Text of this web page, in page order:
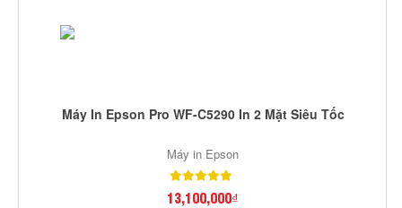
Máy In Epson Pro WF-C5290 In 2 Mặt Siêu Tốc
Máy in Epson
13,100,000₫